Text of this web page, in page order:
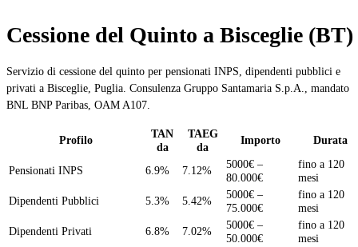
Cessione del Quinto a Bisceglie (BT)
Servizio di cessione del quinto per pensionati INPS, dipendenti pubblici e
privati a Bisceglie, Puglia. Consulenza Gruppo Santamaria S.p.A., mandato
BNL BNP Paribas, OAM A107.
Profilo
TAN
da
TAEG
da
Importo Durata
Pensionati INPS 6.9% 7.12%
5000€ –
80.000€
fino a 120
mesi
Dipendenti Pubblici
5.3% 5.42%
5000€ –
75.000€
fino a 120
mesi
Dipendenti Privati
6.8% 7.02%
5000€ –
50.000€
fino a 120
mesi